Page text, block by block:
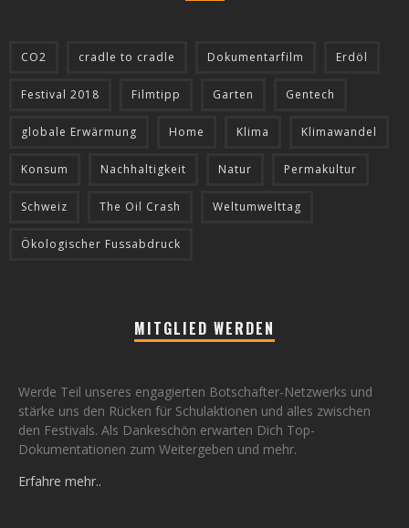
CO2 cradle to cradle Dokumentarfilm Erdöl
Festival 2018 Filmtipp Garten Gentech
globale Erwärmung Home Klima Klimawandel
Konsum Nachhaltigkeit Natur Permakultur
Schweiz The Oil Crash Weltumwelttag
Ökologischer Fussabdruck
MITGLIED WERDEN
Werde Teil unseres engagierten Botschafter-Netzwerks und
stärke uns den Rücken für Schulaktionen und alles zwischen
den Festivals. Als Dankeschön erwarten Dich Top-
Dokumentationen zum Weitergeben und mehr.
Erfahre mehr..